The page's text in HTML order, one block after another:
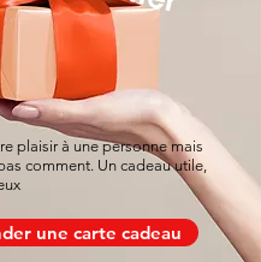
plaisir à une personne mais
comment. Un cadeau utile,
une carte cadeau